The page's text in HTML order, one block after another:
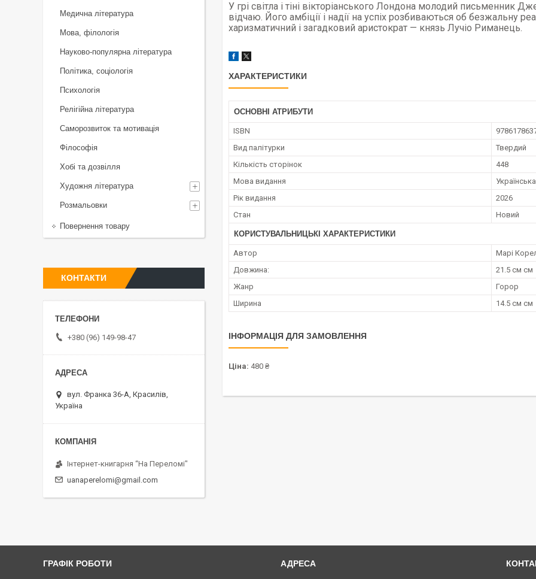
У грі світла і тіні вікторіанського Лондона молодий письменник
відчаю. Його амбіції і надії на успіх розбиваються об безжальну
харизматичний і загадковий аристократ — князь Лучіо Риманець.
ХАРАКТЕРИСТИКИ
ОСНОВНІ АТРИБУТИ
ISBN
Вид палітурки
Твердий
Кількість сторінок
448
Мова видання
Українська
Рік видання
2026
Стан
Новий
КОРИСТУВАЛЬНИЦЬКІ ХАРАКТЕРИСТИКИ
Автор
Марі
Довжина:
21.5 см см
Жанр
Горор
Ширина
14.5 см см
ІНФОРМАЦІЯ ДЛЯ ЗАМОВЛЕННЯ
Ціна: 480 ₴
Медична література
Мова, філологія
Науково-популярна література
Політика, соціологія
Психологія
Релігійна література
Саморозвиток та мотивація
Філософія
Хобі та дозвілля
Художня література
Розмальовки
Повернення товару
КОНТАКТИ
+380 (96) 149-98-47
вул. Франка 36-А, Красилів,
Україна
Інтернет-книгарня “На Переломі"
uanaperelomi@gmail.com
ГРАФІК РОБОТИ